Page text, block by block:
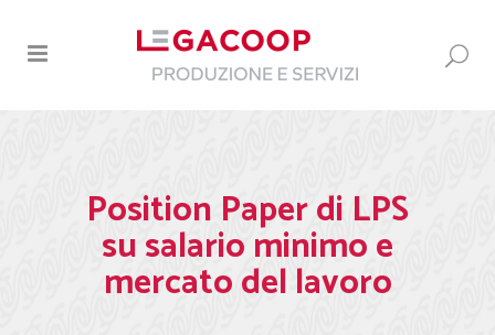
Position Paper di LPS
su salario minimo e
mercato del lavoro